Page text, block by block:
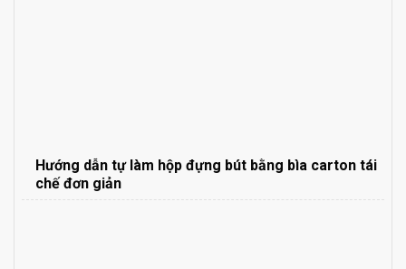
Hướng dẫn tự làm hộp đựng bút bằng bìa carton tái
chế đơn giản